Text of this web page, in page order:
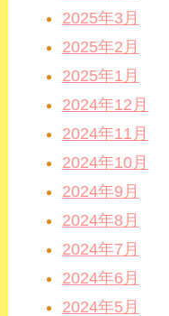
2025年3月
2025年2月
2025年1月
2024年12月
2024年11月
2024年10月
2024年9月
2024年8月
2024年7月
2024年6月
2024年5月